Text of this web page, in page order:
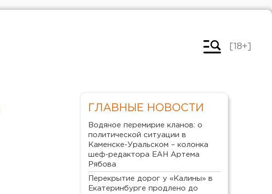
[18+]
ГЛАВНЫЕ НОВОСТИ
Водяное перемирие кланов: о
политической ситуации в
Каменске-Уральском – колонка
шеф-редактора ЕАН Артема
Рябова
Перекрытие дорог у «Калины» в
Екатеринбурге продлено до